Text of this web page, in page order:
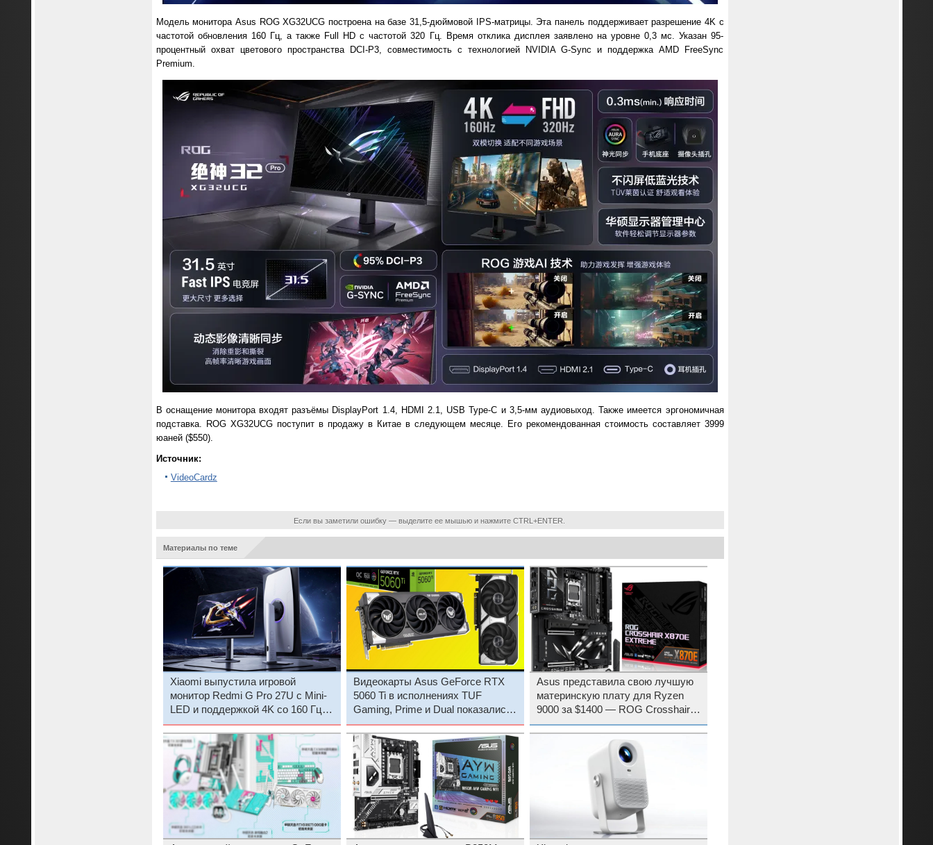
Модель монитора Asus ROG XG32UCG построена на базе 31,5-дюймовой IPS-матрицы. Эта панель поддерживает разрешение 4K с
частотой обновления 160 Гц, а также Full HD с частотой 320 Гц. Время отклика дисплея заявлено на уровне 0,3 мс. Указан 95-
процентный охват цветового пространства DCI-P3, совместимость с технологией NVIDIA G-Sync и поддержка AMD FreeSync
Premium.
В оснащение монитора входят разъёмы DisplayPort 1.4, HDMI 2.1, USB Type-C и 3,5-мм аудиовыход. Также имеется эргономичная
подставка. ROG XG32UCG поступит в продажу в Китае в следующем месяце. Его рекомендованная стоимость составляет 3999
юаней ($550).
Источник:
VideoCardz
Если вы заметили ошибку — выделите ее мышью и нажмите CTRL+ENTER.
Материалы по теме
Xiaomi выпустила игровой
монитор Redmi G Pro 27U с Mini-
LED и поддержкой 4K со 160 Гц и
1080p с 320 Гц всего за $370
Видеокарты Asus GeForce RTX
5060 Ti в исполнениях TUF
Gaming, Prime и Dual показались
на изображениях
Asus представила свою лучшую
материнскую плату для Ryzen
9000 за $1400 — ROG Crosshair
X870E Extreme с испарительной
камерой для SSD